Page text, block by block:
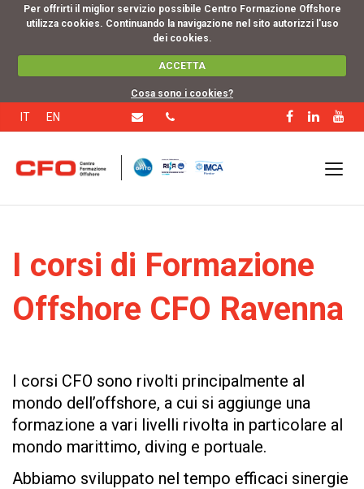
Per offrirti il miglior servizio possibile Centro Formazione Offshore
utilizza cookies. Continuando la navigazione nel sito autorizzi l'uso
dei cookies.
ACCETTA
Cosa sono i cookies?
IT EN
I corsi di Formazione
Offshore CFO Ravenna
I corsi CFO sono rivolti principalmente al
mondo dell’offshore, a cui si aggiunge una
formazione a vari livelli rivolta in particolare al
mondo marittimo, diving e portuale.
Abbiamo sviluppato nel tempo efficaci sinergie